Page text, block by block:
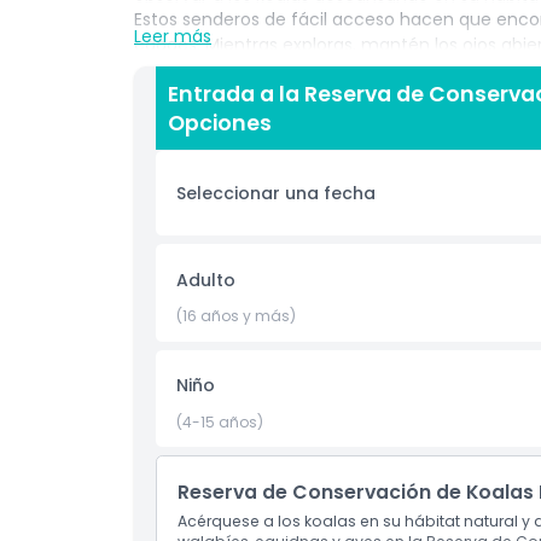
Estos senderos de fácil acceso hacen que
edades. Mientras exploras, mantén los ojos
equidnas y una variedad de especies de aves.
incluye acceso a senderos para caminar,
aprenderás sobre el cuidado de los koalas y
la protección de los koalas y su medio
Perfecto para familias, parejas y amantes de
abierta todos los días y es una de las
naturaleza y apoyar una gran causa.
Inclusiones
Política para Niños y Adultos
Leer más
Entrada a la Reserva de
Opciones
Seleccionar una fecha
Adulto
(16 años y más)
Niño
(4-15 años)
Reserva de Conservación de Koalas
Acérquese a los koalas en su hábitat natural